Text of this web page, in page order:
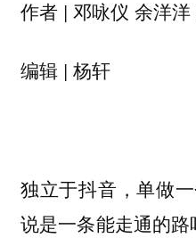
作者 | 邓咏仪 余洋
编辑 | 杨轩
独立于抖音，单做
说是一条能走通的